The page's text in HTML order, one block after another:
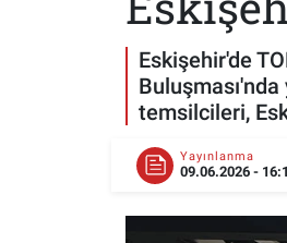
Eskişehir'de
temsilcileri,
Yayınlanma
09.06.2026 -
SAĞLIK
MAGAZİN
TEKNOLOJİ
Eskişehir Trafik Yoğunluk
Süper Lig Puan Durumu
Tüm Manşetler
Son Dakika Haberleri